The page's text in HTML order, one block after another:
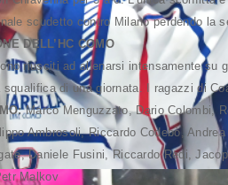
scudetto contro Milano perdendo la
DELL’HC COMO
riusciti ad allenarsi intensamente
squalifica di una giornata. I ragazzi di
Marco Menguzzato, Dario Colombi,
Ambrosoli, Riccardo Codebò,
Daniele Fusini, Riccardo Redi,
Malkov